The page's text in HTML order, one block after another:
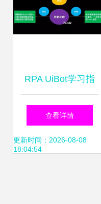
RPA UiBot学习指
南第一期丨数据处
理 数组应用全解析
查看详情
更新时间：2026-08-08
18:04:54